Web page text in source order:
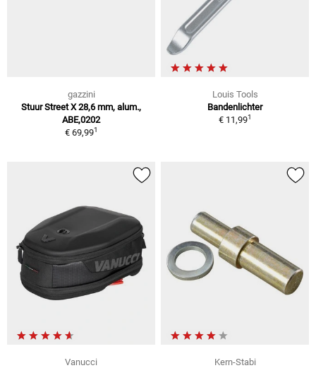
gazzini
Stuur Street X 28,6 mm, alum.,
ABE,0202
€ 69,991
Louis Tools
Bandenlichter
€ 11,991
Vanucci
Kern-Stabi